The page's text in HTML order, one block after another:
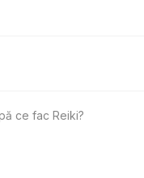
ce fac Reiki?